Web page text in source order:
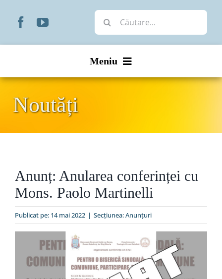
Cautare...
Meniu
Organizare
Liturgic
Special
Noutăți
Anunț: Anularea conferinței cu
Mons. Paolo Martinelli
Publicat pe: 14 mai 2022 | Secțiunea:Anunţuri